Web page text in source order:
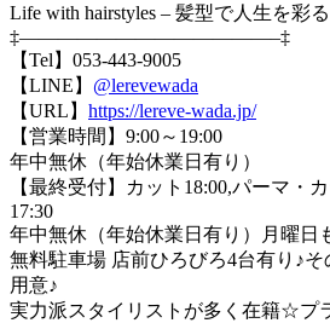
Life with hairstyles – 髪型で人生を彩る
‡—————————————–‡
【Tel】053-443-9005
【LINE】 @lerevewada
【URL】 https://lereve-wada.jp/
【営業時間】9:00～19:00
年中無休（年始休業日有り）
【最終受付】カット18:00,パーマ・
17:30
年中無休（年始休業日有り）月曜日
無料駐車場 店前ひろびろ4台有り♪
用意♪
実力派スタイリストが多く在籍☆プ